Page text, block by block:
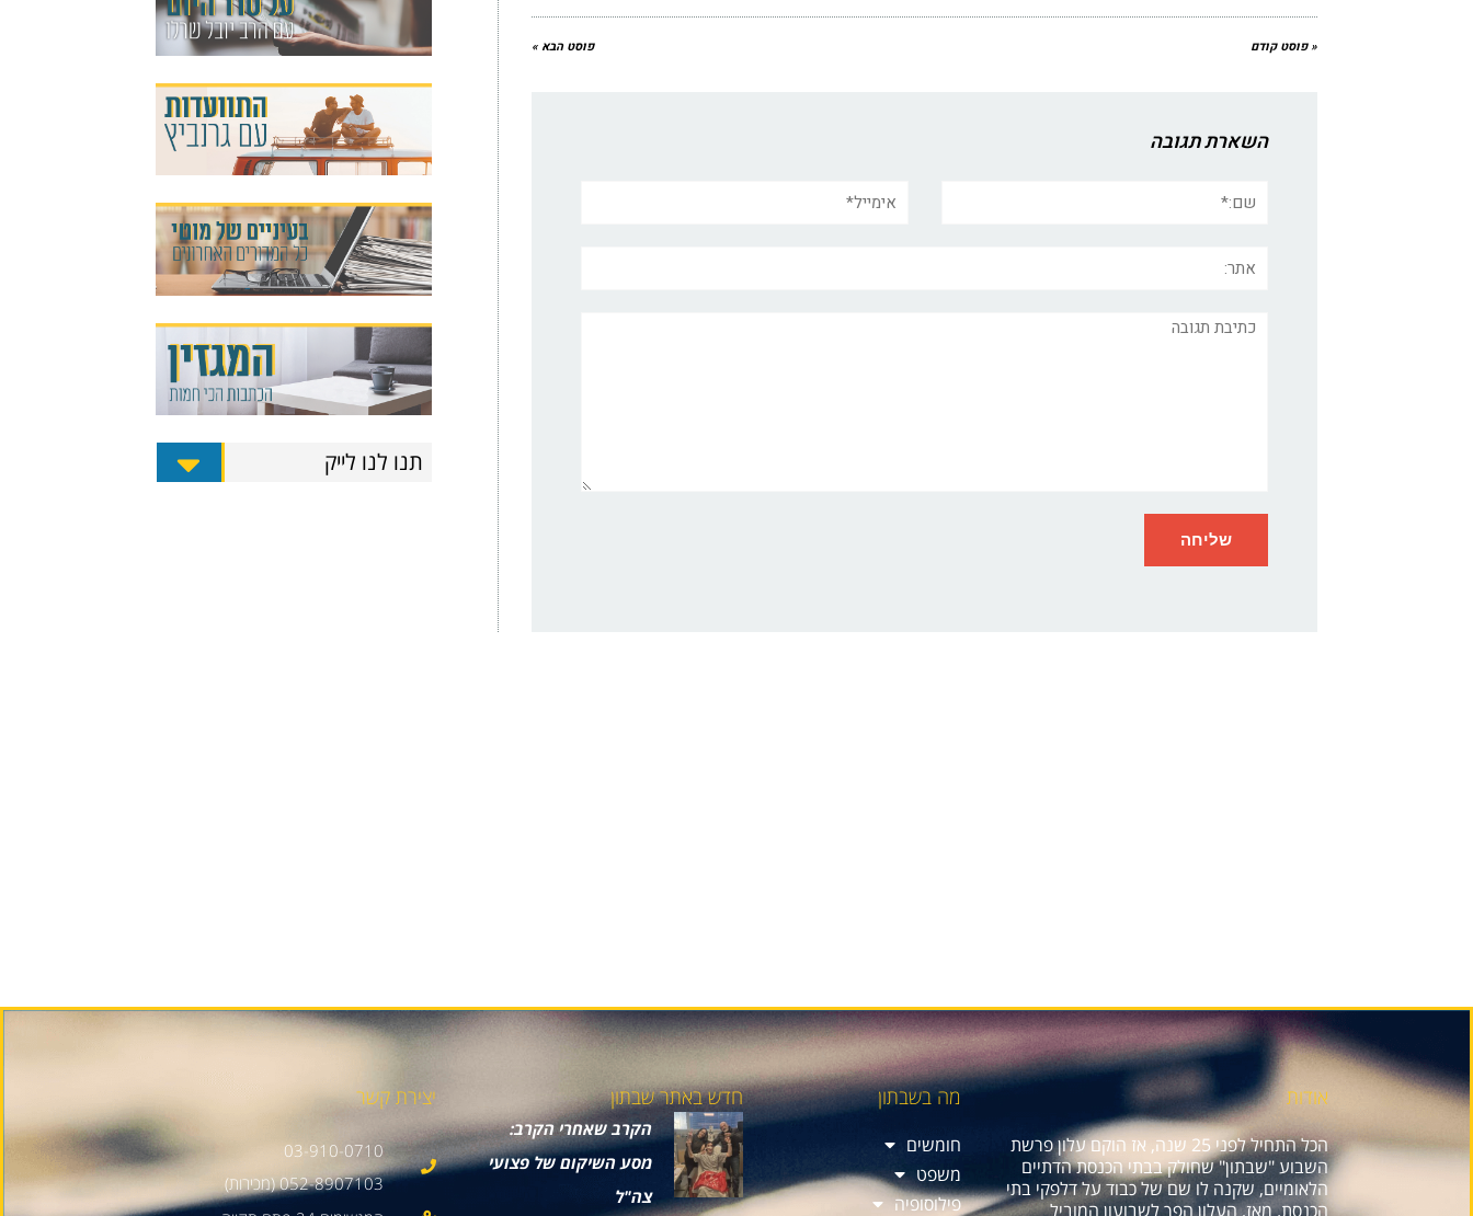
« פוסט קודם פוסט הבא »
השארת תגובה
תגובה
תנו לנו לייק
אודות
הכל התחיל לפני 25 שנה, אז הוקם עלון פרשת
השבוע "שבתון" שחולק בבתי הכנסת הדתיים
הלאומיים, שקנה לו שם של כבוד על דלפקי בתי
הכנסת. מאז, העלון הפך לשבועון המוביל
מה בשבתון
חומשים
משפט
פילוסופיה
חדש באתר שבתון
הקרב שאחרי הקרב:
מסע השיקום של פצועי
צה"ל
יצירת קשר
03-910-0710
052-8907103 (מכירות)